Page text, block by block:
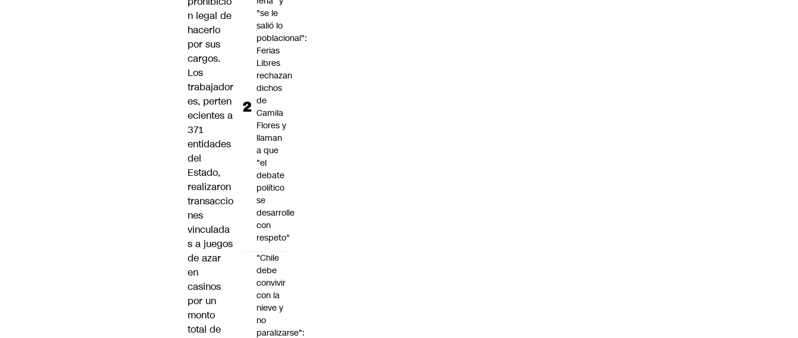
n legal de
hacerlo
por sus
cargos.
Los
trabajador
es, perten
ecientes a
371
entidades
del
Estado,
realizaron
transaccio
nes
vinculada
s a juegos
de azar
en
casinos
por un
monto
total de
"se le
salió lo
poblacional":
Ferias
Libres
rechazan
dichos
de
Camila
Flores y
llaman
a que
"el
debate
político
se
desarrolle
con
respeto"
"Chile
debe
convivir
con la
nieve y
no
paralizarse":